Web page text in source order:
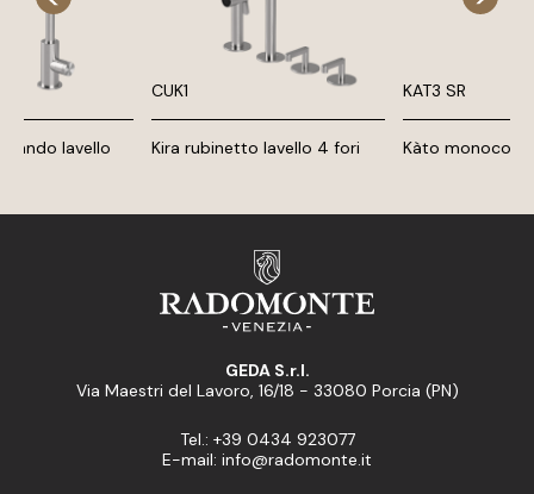
lavello
CUK1
Kira rubinetto lavello 4 fori
KAT3 SR
Kàto
GEDA S.r.l.
Via Maestri del Lavoro, 16/18 - 33080 Porcia (PN)
Tel.: +39 0434 923077
E-mail: info@radomonte.it